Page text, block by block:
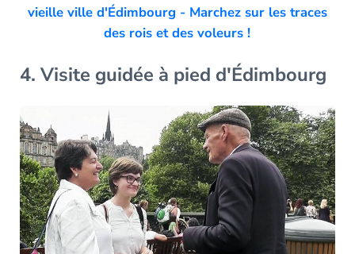
vieille ville d'Édimbourg - Marchez sur les traces
des rois et des voleurs !
4. Visite guidée à pied d'Édimbourg